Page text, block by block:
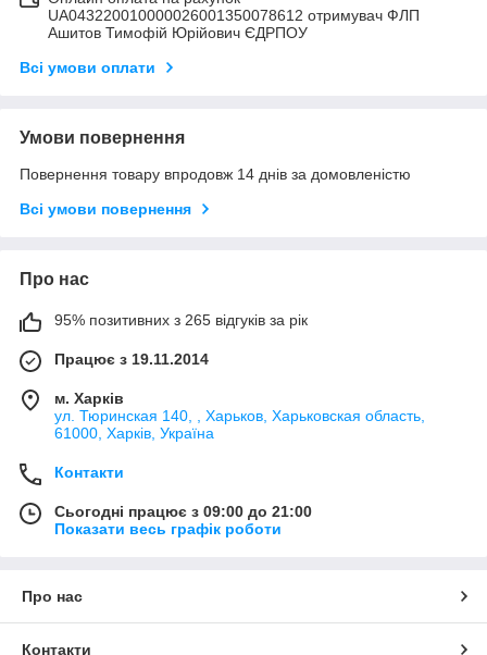
UA043220010000026001350078612 отримувач ФЛП
Ашитов Тимофій Юрійович ЄДРПОУ
Всі умови оплати
Умови повернення
Повернення товару впродовж 14 днів за домовленістю
Всі умови повернення
Про нас
95% позитивних з 265 відгуків за рік
Працює з 19.11.2014
м. Харків
ул. Тюринская 140, , Харьков, Харьковская область,
61000, Харків, Україна
Контакти
Сьогодні працює з 09:00 до 21:00
Показати весь графік роботи
Про нас
Контакти